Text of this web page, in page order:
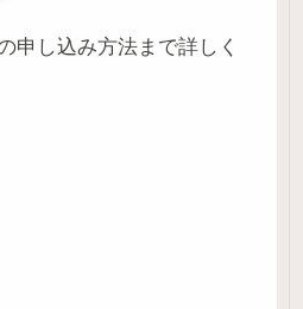
申し込み方法まで詳しく